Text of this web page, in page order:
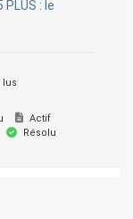
: le
lus
Actif
Résolu